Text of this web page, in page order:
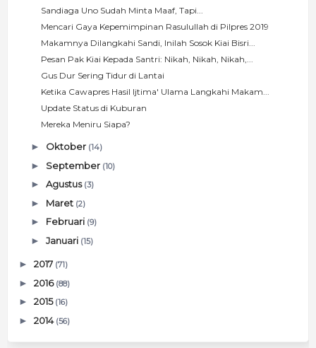
Sandiaga Uno Sudah Minta Maaf, Tapi...
Mencari Gaya Kepemimpinan Rasulullah di Pilpres 2019
Makamnya Dilangkahi Sandi, Inilah Sosok Kiai Bisri...
Pesan Pak Kiai Kepada Santri: Nikah, Nikah, Nikah,...
Gus Dur Sering Tidur di Lantai
Ketika Cawapres Hasil Ijtima' Ulama Langkahi Makam...
Update Status di Kuburan
Mereka Meniru Siapa?
► Oktober (14)
► September (10)
► Agustus (3)
► Maret (2)
► Februari (9)
► Januari (15)
► 2017 (71)
► 2016 (88)
► 2015 (16)
► 2014 (56)